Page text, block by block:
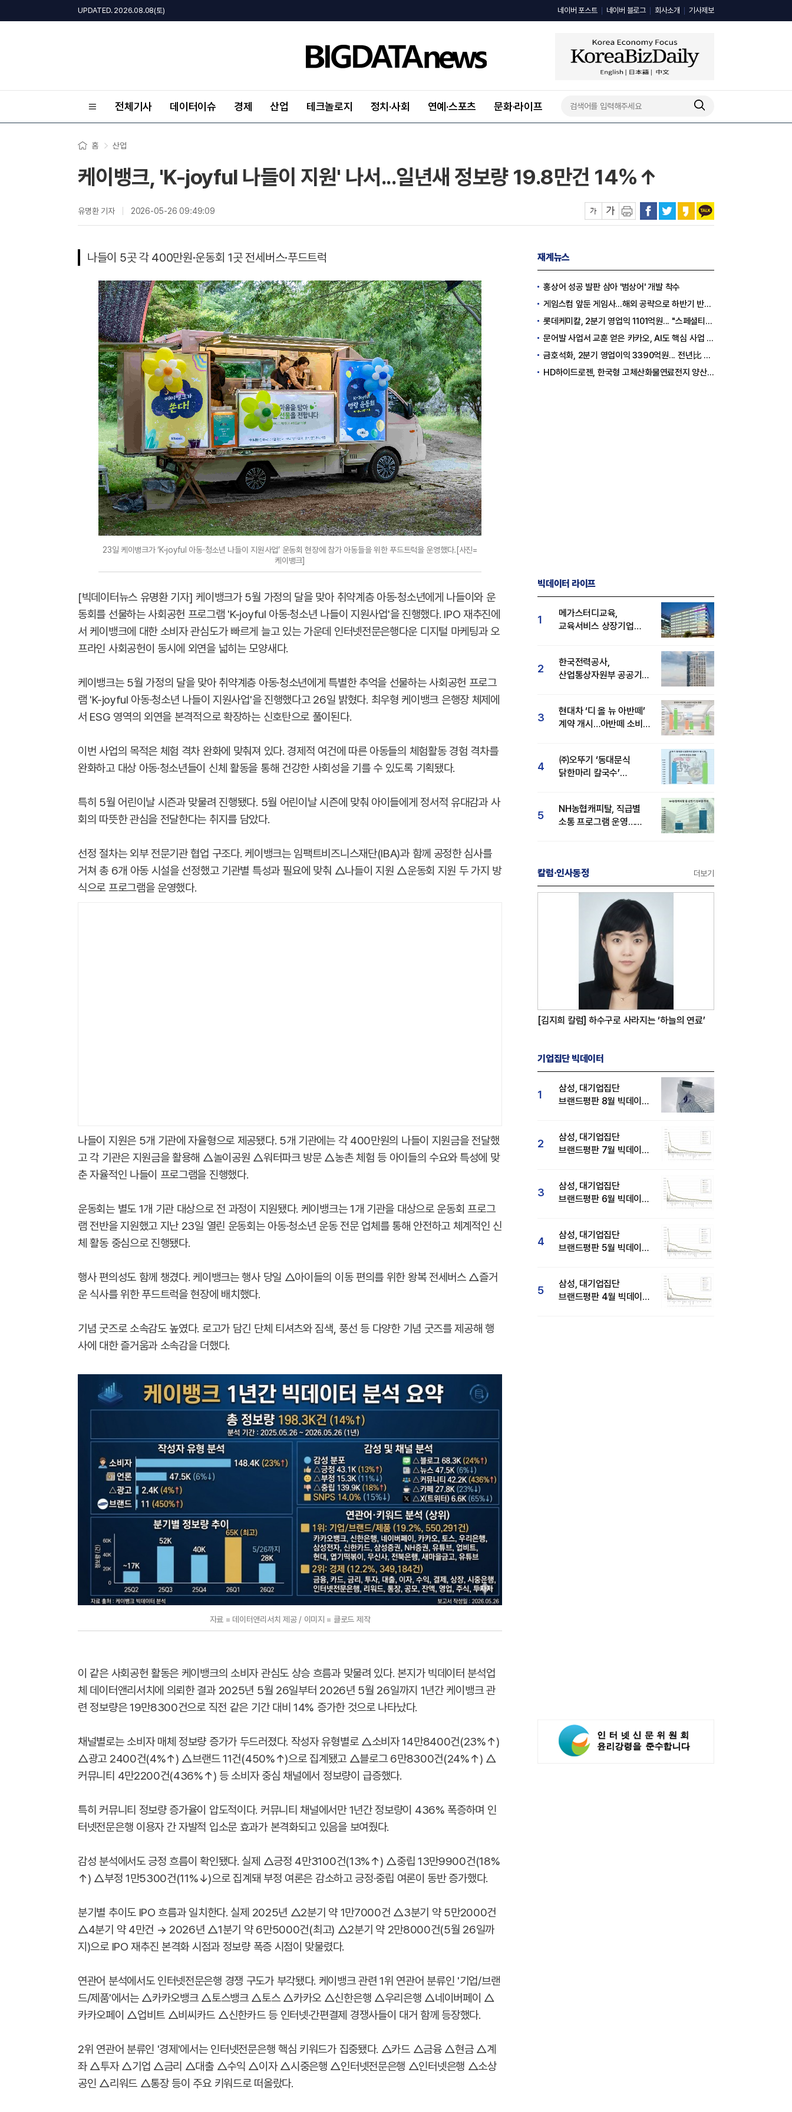
UPDATED. 2026.08.08(토) 네이버 포스트 네이버 블로그 회사소개 기사제보
전체기사 데이터이슈 경제 산업 테크놀로지 정치·사회 연예·스포츠 문화·라이프
홈 산업
케이뱅크, 'K-joyful 나들이 지원' 나서...일년새 정보량 19.8만건 14%↑
유명환 기자 2026-05-26 09:49:09
나들이 5곳 각 400만원·운동회 1곳 전세버스·푸드트럭
23일 케이뱅크가 ‘K-joyful 아동·청소년 나들이 지원사업’ 운동회 현장에 참가 아동들을 위한 푸드트럭을 운영했다.[사진=
케이뱅크]
[빅데이터뉴스 유명환 기자] 케이뱅크가 5월 가정의 달을 맞아 취약계층 아동·청소년에게 나들이와 운
동회를 선물하는 사회공헌 프로그램 'K-joyful 아동·청소년 나들이 지원사업'을 진행했다. IPO 재추진에
서 케이뱅크에 대한 소비자 관심도가 빠르게 늘고 있는 가운데 인터넷전문은행다운 디지털 마케팅과 오
프라인 사회공헌이 동시에 외연을 넓히는 모양새다.
케이뱅크는 5월 가정의 달을 맞아 취약계층 아동·청소년에게 특별한 추억을 선물하는 사회공헌 프로그
램 'K-joyful 아동·청소년 나들이 지원사업'을 진행했다고 26일 밝혔다. 최우형 케이뱅크 은행장 체제에
서 ESG 영역의 외연을 본격적으로 확장하는 신호탄으로 풀이된다.
이번 사업의 목적은 체험 격차 완화에 맞춰져 있다. 경제적 여건에 따른 아동들의 체험활동 경험 격차를
완화하고 대상 아동·청소년들이 신체 활동을 통해 건강한 사회성을 기를 수 있도록 기획됐다.
특히 5월 어린이날 시즌과 맞물려 진행됐다. 5월 어린이날 시즌에 맞춰 아이들에게 정서적 유대감과 사
회의 따뜻한 관심을 전달한다는 취지를 담았다.
선정 절차는 외부 전문기관 협업 구조다. 케이뱅크는 임팩트비즈니스재단(IBA)과 함께 공정한 심사를
거쳐 총 6개 아동 시설을 선정했고 기관별 특성과 필요에 맞춰 △나들이 지원 △운동회 지원 두 가지 방
식으로 프로그램을 운영했다.
나들이 지원은 5개 기관에 자율형으로 제공됐다. 5개 기관에는 각 400만원의 나들이 지원금을 전달했
고 각 기관은 지원금을 활용해 △놀이공원 △워터파크 방문 △농촌 체험 등 아이들의 수요와 특성에 맞
춘 자율적인 나들이 프로그램을 진행했다.
운동회는 별도 1개 기관 대상으로 전 과정이 지원됐다. 케이뱅크는 1개 기관을 대상으로 운동회 프로그
램 전반을 지원했고 지난 23일 열린 운동회는 아동·청소년 운동 전문 업체를 통해 안전하고 체계적인 신
체 활동 중심으로 진행됐다.
행사 편의성도 함께 챙겼다. 케이뱅크는 행사 당일 △아이들의 이동 편의를 위한 왕복 전세버스 △즐거
운 식사를 위한 푸드트럭을 현장에 배치했다.
기념 굿즈로 소속감도 높였다. 로고가 담긴 단체 티셔츠와 짐색, 풍선 등 다양한 기념 굿즈를 제공해 행
사에 대한 즐거움과 소속감을 더했다.
자료 = 데이터앤리서치 제공 / 이미지 = 클로드 제작
이 같은 사회공헌 활동은 케이뱅크의 소비자 관심도 상승 흐름과 맞물려 있다. 본지가 빅데이터 분석업
체 데이터앤리서치에 의뢰한 결과 2025년 5월 26일부터 2026년 5월 26일까지 1년간 케이뱅크 관
련 정보량은 19만8300건으로 직전 같은 기간 대비 14% 증가한 것으로 나타났다.
채널별로는 소비자 매체 정보량 증가가 두드러졌다. 작성자 유형별로 △소비자 14만8400건(23%↑)
△광고 2400건(4%↑) △브랜드 11건(450%↑)으로 집계됐고 △블로그 6만8300건(24%↑) △
커뮤니티 4만2200건(436%↑) 등 소비자 중심 채널에서 정보량이 급증했다.
특히 커뮤니티 정보량 증가율이 압도적이다. 커뮤니티 채널에서만 1년간 정보량이 436% 폭증하며 인
터넷전문은행 이용자 간 자발적 입소문 효과가 본격화되고 있음을 보여줬다.
감성 분석에서도 긍정 흐름이 확인됐다. 실제 △긍정 4만3100건(13%↑) △중립 13만9900건(18%
↑) △부정 1만5300건(11%↓)으로 집계돼 부정 여론은 감소하고 긍정·중립 여론이 동반 증가했다.
분기별 추이도 IPO 흐름과 일치한다. 실제 2025년 △2분기 약 1만7000건 △3분기 약 5만2000건
△4분기 약 4만건 → 2026년 △1분기 약 6만5000건(최고) △2분기 약 2만8000건(5월 26일까
지)으로 IPO 재추진 본격화 시점과 정보량 폭증 시점이 맞물렸다.
연관어 분석에서도 인터넷전문은행 경쟁 구도가 부각됐다. 케이뱅크 관련 1위 연관어 분류인 '기업/브랜
드/제품'에서는 △카카오뱅크 △토스뱅크 △토스 △카카오 △신한은행 △우리은행 △네이버페이 △
카카오페이 △업비트 △비씨카드 △신한카드 등 인터넷·간편결제 경쟁사들이 대거 함께 등장했다.
2위 연관어 분류인 '경제'에서는 인터넷전문은행 핵심 키워드가 집중됐다. △카드 △금융 △현금 △계
좌 △투자 △기업 △금리 △대출 △수익 △이자 △시중은행 △인터넷전문은행 △인터넷은행 △소상
공인 △리워드 △통장 등이 주요 키워드로 떠올랐다.
재계뉴스
홍상어 성공 발판 삼아 '범상어' 개발 착수
게임스컴 앞둔 게임사…해외 공략으로 하반기 반등 꾀한다
롯데케미칼, 2분기 영업익 1101억원... "스페셜티 전환 가속"
문어발 사업서 교훈 얻은 카카오, AI도 핵심 사업 '선택과 집중'
금호석화, 2분기 영업이익 3390억원... 전년比 419% 급증
HD하이드로젠, 한국형 고체산화물연료전지 양산체계 구축
빅데이터 라이프
1
메가스터디교육,
교육서비스 상장기업
2
한국전력공사,
산업통상자원부 공공기관
3
현대차 ‘디 올 뉴 아반떼’
계약 개시…아반떼 소비자
4
㈜오뚜기 ‘동대문식
닭한마리 칼국수’
5
NH농협캐피탈, 직급별
소통 프로그램 운영…
칼럼·인사동정 더보기
[김지희 칼럼] 하수구로 사라지는 ‘하늘의 연료’
기업집단 빅데이터
1
삼성, 대기업집단
브랜드평판 8월 빅데이터
2
삼성, 대기업집단
브랜드평판 7월 빅데이터
3
삼성, 대기업집단
브랜드평판 6월 빅데이터
4
삼성, 대기업집단
브랜드평판 5월 빅데이터
5
삼성, 대기업집단
브랜드평판 4월 빅데이터